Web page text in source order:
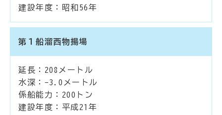
建設年度：昭和56年
第１船溜西物揚場
延長：208メートル
水深：-3.0メートル
係船能力：200トン
建設年度：平成21年